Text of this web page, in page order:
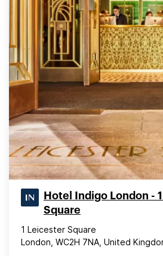
Hotel Indigo London -
Square
1 Leicester Square
London, WC2H 7NA, United